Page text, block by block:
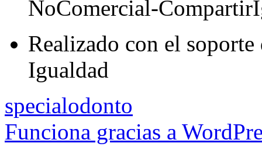
NoComercial-
Realizado con el
Igualdad
specialodonto
Funciona gracias a